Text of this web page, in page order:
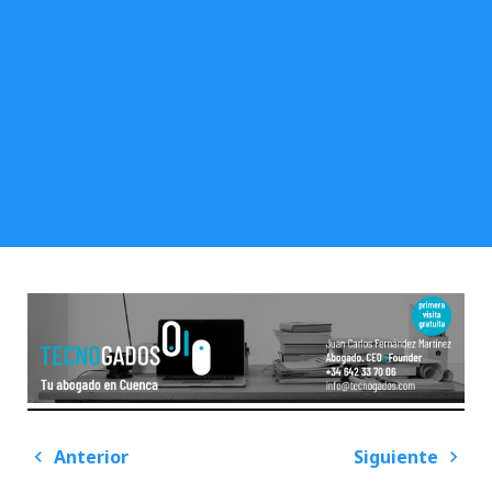
Navegación
Anterior
Siguiente